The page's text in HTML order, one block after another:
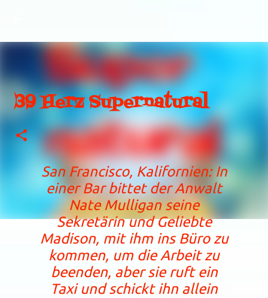
39 Herz Supernatural
San Francisco, Kalifornien: In
einer Bar bittet der Anwalt
Nate Mulligan seine
Sekretärin und Geliebte
Madison, mit ihm ins Büro zu
kommen, um die Arbeit zu
beenden, aber sie ruft ein
Taxi und schickt ihn allein